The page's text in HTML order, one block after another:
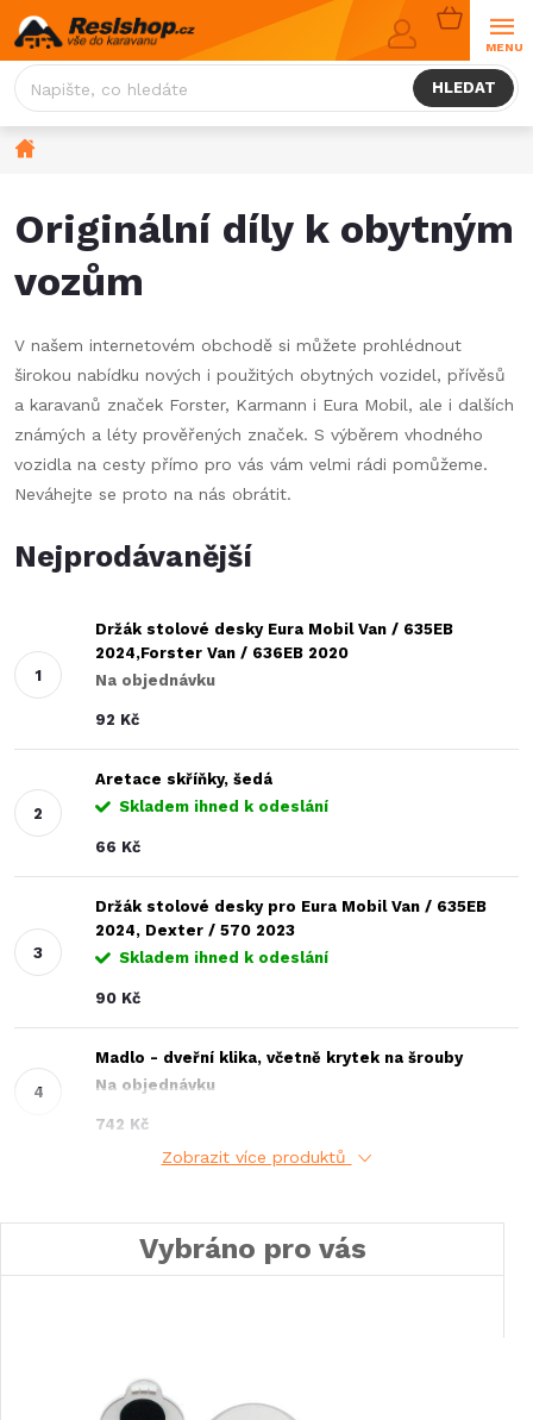
Přejít
na
obsah
HLEDAT
NÁKUPNÍ
KOŠÍK
Originální díly k obytným
vozům
V našem internetovém obchodě si můžete prohlédnout
širokou nabídku nových i použitých obytných vozidel, přívěsů
a karavanů značek Forster, Karmann i Eura Mobil, ale i dalších
známých a léty prověřených značek. S výběrem vhodného
vozidla na cesty přímo pro vás vám velmi rádi pomůžeme.
Neváhejte se proto na nás obrátit.
Nejprodávanější
Držák stolové desky Eura Mobil Van / 635EB
2024,Forster Van / 636EB 2020
Na objednávku
92 Kč
Aretace skříňky, šedá
Skladem ihned k odeslání
66 Kč
Držák stolové desky pro Eura Mobil Van / 635EB
2024, Dexter / 570 2023
Skladem ihned k odeslání
90 Kč
Madlo - dveřní klika, včetně krytek na šrouby
Na objednávku
742 Kč
Zobrazit více produktů
Vybráno pro vás